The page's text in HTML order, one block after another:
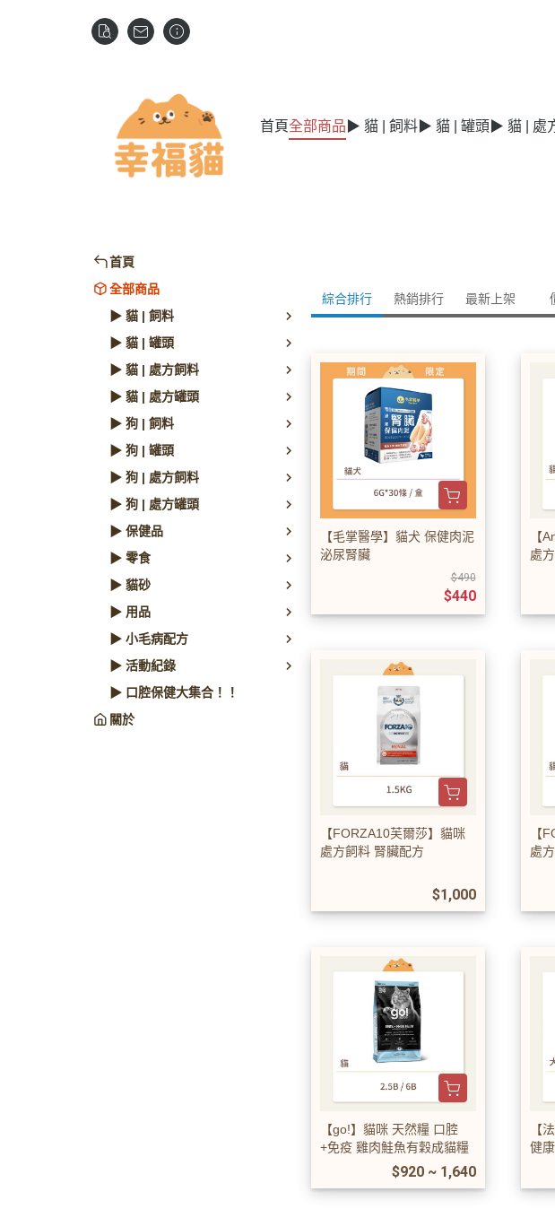
首頁全部商品 ▶ 貓 | 飼料 ▶ 貓 | 罐頭 ▶ 貓 | 處
首頁
全部商品
▶ 貓 | 飼料
▶ 貓 | 罐頭
▶ 貓 | 處方飼料
▶ 貓 | 處方罐頭
▶ 狗 | 飼料
▶ 狗 | 罐頭
▶ 狗 | 處方飼料
▶ 狗 | 處方罐頭
▶ 保健品
▶ 零食
▶ 貓砂
▶ 用品
▶ 小毛病配方
▶ 活動紀錄
▶ 口腔保健大集合！！
關於
綜合排行 熱銷排行 最新上架
【毛掌醫學】貓犬 保健肉泥
泌尿腎臟
$490
$440
【
處
【FORZA10芙爾莎】貓咪
處方飼料 腎臟配方
$1,000
【
處
【go!】貓咪 天然糧 口腔
+免疫 雞肉鮭魚有穀成貓糧
$920 ~ 1,640
【
健